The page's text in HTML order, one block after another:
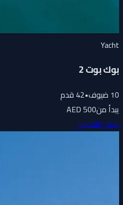
Yacht
بوك بوت 2
10ضيوف•
42قدم
يبدأ من500 AED
عرض التفاصيل